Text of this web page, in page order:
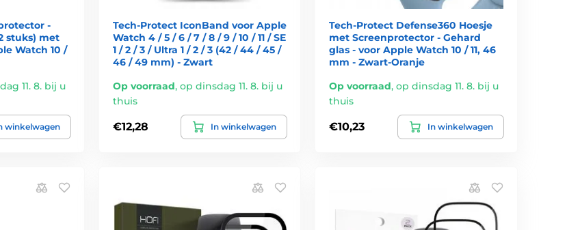
-
stuks) met
Watch 10 /
11. 8. bij u
winkelwagen
Tech-Protect IconBand voor Apple
Watch 4 / 5 / 6 / 7 / 8 / 9 / 10 / 11 / SE
1 / 2 / 3 / Ultra 1 / 2 / 3 (42 / 44 / 45 /
46 / 49 mm) - Zwart
Op voorraad, op dinsdag 11. 8. bij u
thuis
€12,28 In winkelwagen
Tech-Protect Defense360 Hoesje
met Screenprotector - Gehard
glas - voor Apple Watch 10 / 11, 46
mm - Zwart-Oranje
Op voorraad,op dinsdag 11. 8. bij u
thuis
€10,23 In winkelwagen